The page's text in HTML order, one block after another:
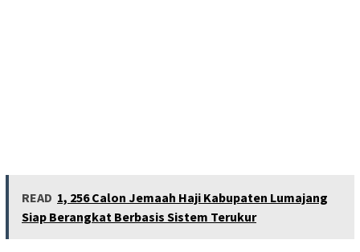
READ 1, 256 Calon Jemaah Haji Kabupaten Lumajang
Siap Berangkat Berbasis Sistem Terukur